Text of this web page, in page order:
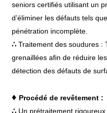
seniors certifiés utilisant un
d’éliminer les défauts tels
pénétration incomplète.
∴Traitement des soudures :
grenaillées afin de réduire
détection des défauts de
♦ Procédé de revêtement :
∴ Un prétraitement